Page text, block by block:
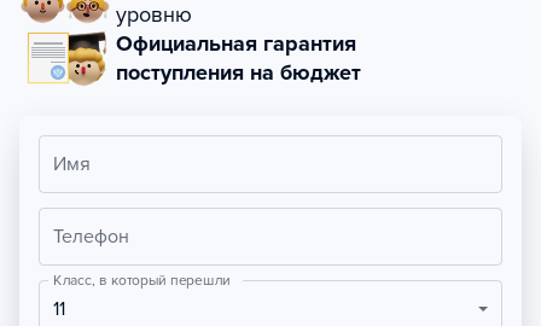
уровню
Официальная гарантия
поступления на бюджет
Имя
Телефон
Класс, в который перешли
11